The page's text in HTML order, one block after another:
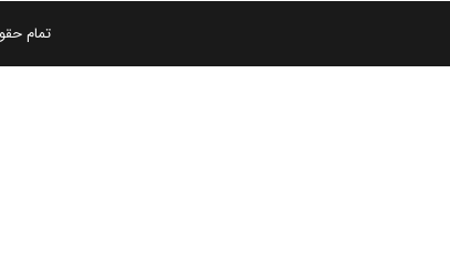
تمام